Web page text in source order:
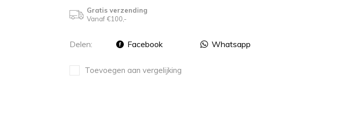
Gratis verzending
Vanaf €100,-
Delen: Facebook Whatsapp
Toevoegen aan vergelijking